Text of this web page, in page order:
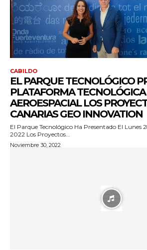
CABILDO
EL PARQUE TECNOLÓGICO
PLATAFORMA TECNOLÓGICA
AEROESPACIAL LOS
CANARIAS GEO INNOVATION
El Parque Tecnológico Ha Presentado El Lunes
2022 Los Proyectos...
Noviembre 30, 2022